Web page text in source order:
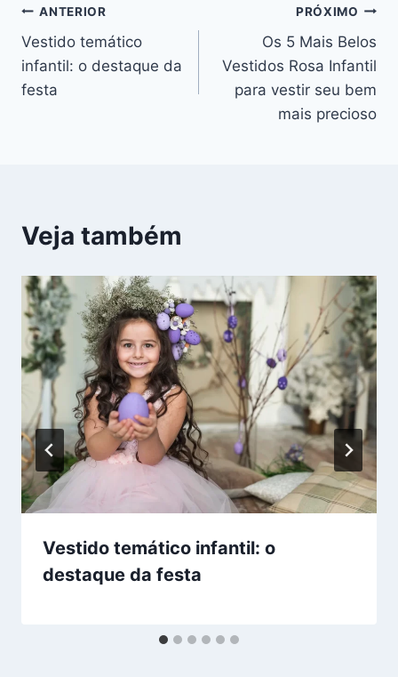
Navegação
de
Post
ANTERIOR
Vestido temático
infantil: o destaque da
festa
PRÓXIMO
Os 5 Mais Belos
Vestidos Rosa Infantil
para vestir seu bem
mais precioso
Veja também
Vestido temático infantil: o
destaque da festa